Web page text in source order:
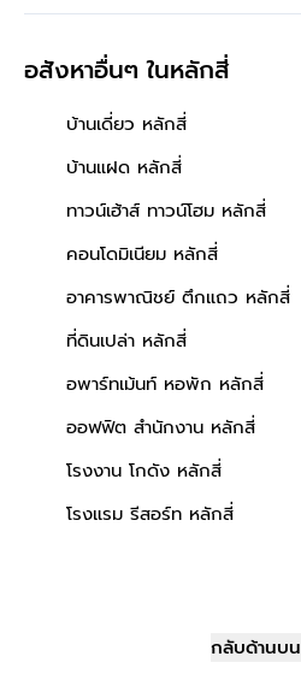
อสังหาอื่นๆในหลักสี่
บ้านเดี่ยว หลักสี่
บ้านแฝด หลักสี่
ทาวน์เฮ้าส์ ทาวน์โฮม หลักสี่
คอนโดมิเนียม หลักสี่
อาคารพาณิชย์ ตึกแถว หลักสี่
ที่ดินเปล่า หลักสี่
อพาร์ทเม้นท์ หอพัก หลักสี่
ออฟฟิต สำนักงาน หลักสี่
โรงงาน โกดัง หลักสี่
โรงแรม รีสอร์ท หลักสี่
กลับด้านบน